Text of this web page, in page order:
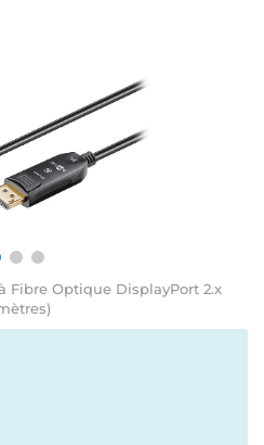
Fibre Optique DisplayPort 2.x